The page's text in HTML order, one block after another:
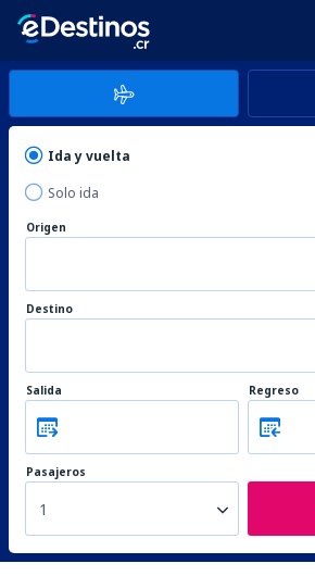
Ida y vuelta
Solo ida
Origen
Destino
Salida Regreso
Pasajeros
1